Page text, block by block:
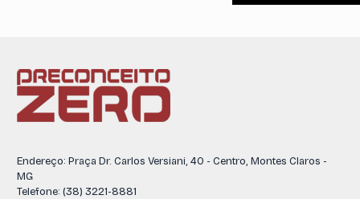
Endereço: Praça Dr. Carlos Versiani, 40 - Centro, Montes Claros -
MG
Telefone: (38) 3221-8881